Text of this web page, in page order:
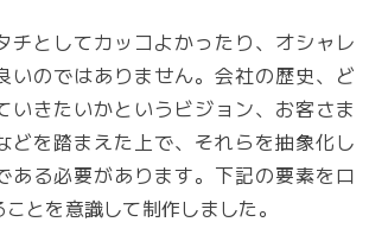
チとしてカッコよかったり、オシャレ
いのではありません。会社の歴史、ど
いきたいかというビジョン、お客さま
どを踏まえた上で、それらを抽象化し
ある必要があります。下記の要素をロ
とを意識して制作しました。